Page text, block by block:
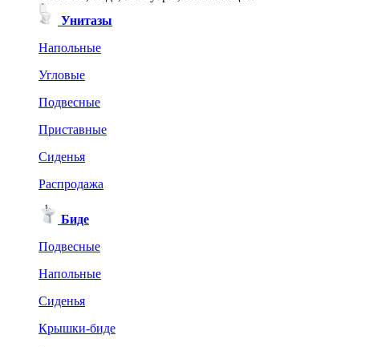
Унитазы
Напольные
Угловые
Подвесные
Приставные
Сиденья
Распродажа
Биде
Подвесные
Напольные
Сиденья
Крышки-биде